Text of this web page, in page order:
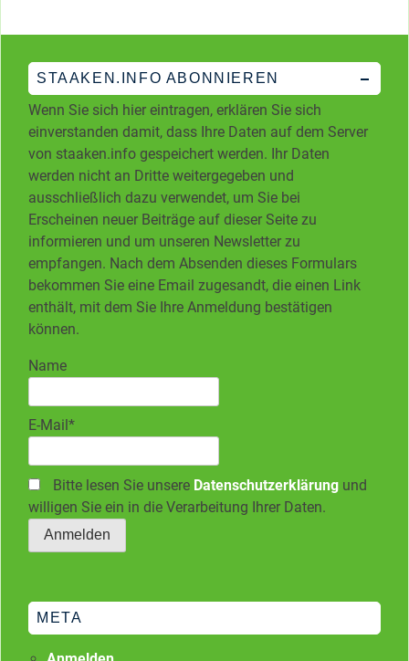
STAAKEN.INFO ABONNIEREN
Wenn Sie sich hier eintragen, erklären Sie sich
einverstanden damit, dass Ihre Daten auf dem Server
von staaken.info gespeichert werden. Ihr Daten
werden nicht an Dritte weitergegeben und
ausschließlich dazu verwendet, um Sie bei
Erscheinen neuer Beiträge auf dieser Seite zu
informieren und um unseren Newsletter zu
empfangen. Nach dem Absenden dieses Formulars
bekommen Sie eine Email zugesandt, die einen Link
enthält, mit dem Sie Ihre Anmeldung bestätigen
können.
Name
E-Mail*
Bitte lesen Sie unsere Datenschutzerklärung und
willigen Sie ein in die Verarbeitung Ihrer Daten.
META